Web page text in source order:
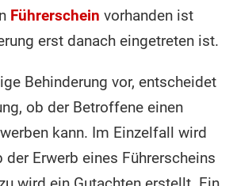
Führerschein vorhanden ist
erst danach eingetreten ist.
Behinderung vor, entscheidet
ob der Betroffene einen
kann. Im Einzelfall wird
der Erwerb eines Führerscheins